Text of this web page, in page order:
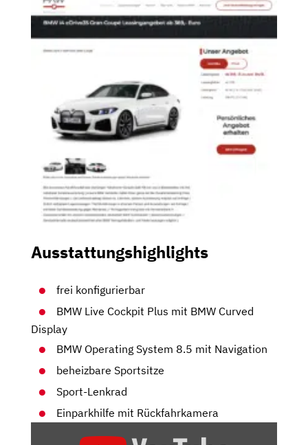
Ausstattungshighlights
frei konfigurierbar
BMW Live Cockpit Plus mit BMW Curved
Display
BMW Operating System 8.5 mit Navigation
beheizbare Sportsitze
Sport-Lenkrad
Einparkhilfe mit Rückfahrkamera